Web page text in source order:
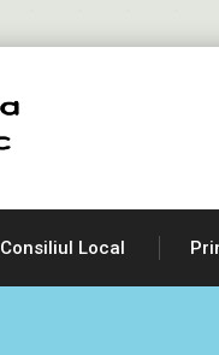
Consiliul Local